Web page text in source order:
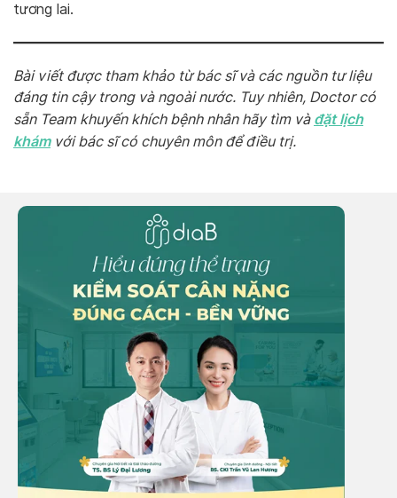
tương lai.
Bài viết được tham khảo từ bác sĩ và các nguồn tư liệu
đáng tin cậy trong và ngoài nước. Tuy nhiên, Doctor có
sẵn Team khuyến khích bệnh nhân hãy tìm và đặt lịch
khámvới bác sĩ có chuyên môn để điều trị.